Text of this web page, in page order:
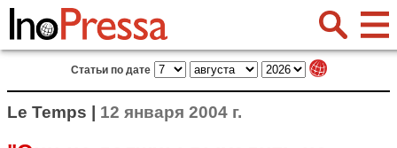
Статьи по дате
Le Temps | 12 января 2004 г.